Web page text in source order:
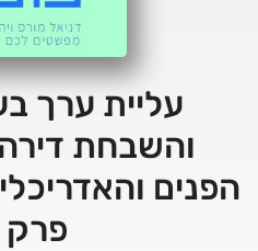
עליית ערך
והשבחת
הפנים
פרק 74